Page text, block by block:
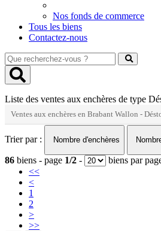
Nos fonds de commerce
Tous les biens
Contactez-nous
Que
recherchez-
vous
Liste des ventes aux enchères de type
Ventes aux enchères en Brabant Wallon -
Trier par : Nombre d'enchères
86 biens - page 1/2 -
biens par
<<
<
1
2
>
>>